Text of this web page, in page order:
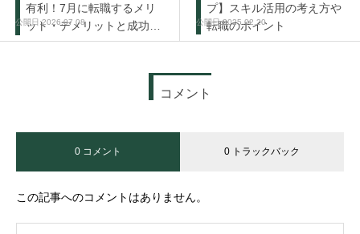
有利！7月に転職するメリ
ット・デメリットと成功の
秘訣
2026.07.08
プ】スキル活用の考え方や
転職のポイント
2025.02.20
コメント
0 コメント 0 トラックバック
この記事へのコメントはありません。